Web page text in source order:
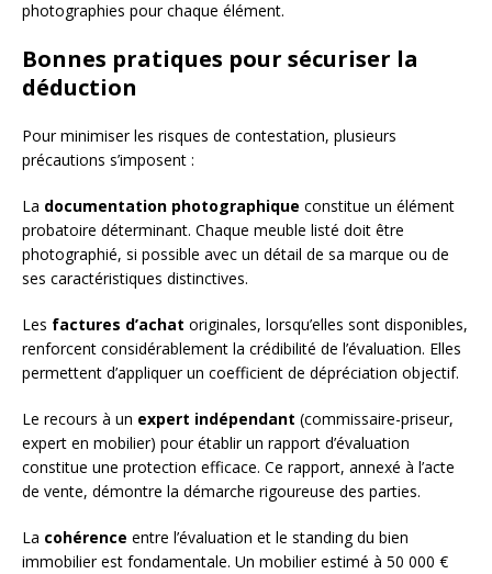
photographies pour chaque élément.
Bonnes pratiques pour sécuriser la
déduction
Pour minimiser les risques de contestation, plusieurs
précautions s’imposent :
La documentation photographique constitue un élément
probatoire déterminant. Chaque meuble listé doit être
photographié, si possible avec un détail de sa marque ou de
ses caractéristiques distinctives.
Les factures d’achat originales, lorsqu’elles sont disponibles,
renforcent considérablement la crédibilité de l’évaluation. Elles
permettent d’appliquer un coefficient de dépréciation objectif.
Le recours à un expert indépendant (commissaire-priseur,
expert en mobilier) pour établir un rapport d’évaluation
constitue une protection efficace. Ce rapport, annexé à l’acte
de vente, démontre la démarche rigoureuse des parties.
La cohérence entre l’évaluation et le standing du bien
immobilier est fondamentale. Un mobilier estimé à 50 000 €